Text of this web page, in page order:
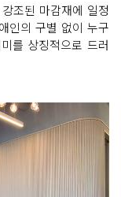
조된 마감재에 일정
인의 구별 없이 누구
를 상징적으로 드러